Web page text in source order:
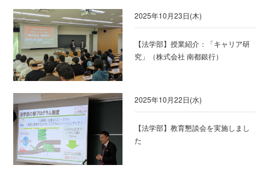
2025年10月23日(木)
【法学部】授業紹介：「キャリア研
究」（株式会社 南都銀行）
2025年10月22日(水)
【法学部】教育懇談会を実施しまし
た